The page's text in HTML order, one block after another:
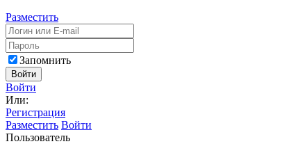
Разместить
Запомнить
Войти
Войти
Или:
Регистрация
Разместить Войти
Пользователь